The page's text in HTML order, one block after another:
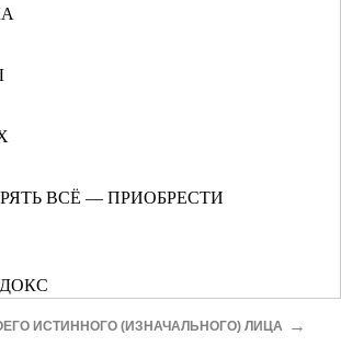
ВСЁ ― ПРИОБРЕСТИ
ИСТИННОГО (ИЗНАЧАЛЬНОГО) ЛИЦА →